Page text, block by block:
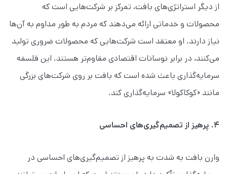
از دیگر استراتژی‌های بافت، تمرکز بر شرکت‌هایی است که
محصولات و خدماتی ارائه می‌دهند که مردم به طور مداوم به آن‌ها
نیاز دارند. او معتقد است شرکت‌هایی که محصولات ضروری تولید
می‌کنند، در برابر نوسانات اقتصادی مقاوم‌تر هستند. این فلسفه
سرمایه‌گذاری باعث شده است که بافت بر روی شرکت‌های بزرگی
مانند «کوکاکولا» سرمایه‌گذاری کند.
۴. پرهیز از تصمیم‌گیری‌های احساسی
وارن بافت به شدت به پرهیز از تصمیم‌گیری‌های احساسی در